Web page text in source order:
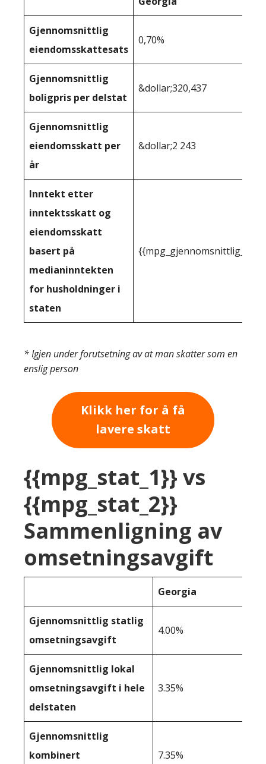
Gjennomsnittlig
eiendomsskattesats
0,70%
Gjennomsnittlig
boligpris per delstat
&dollar;320,437
Gjennomsnittlig
eiendomsskatt per
år
&dollar;2 243
Inntekt etter
inntektsskatt og
eiendomsskatt
basert på
medianinntekten
for husholdninger i
staten
* Igjen under forutsetning av at man skatter som en
enslig person
Klikk her for å få
lavere skatt
{{mpg_stat_1}} vs
{{mpg_stat_2}}
Sammenligning av
omsetningsavgift
Georgia
Gjennomsnittlig statlig
omsetningsavgift
4.00%
Gjennomsnittlig lokal
omsetningsavgift i hele
delstaten
3.35%
Gjennomsnittlig
kombinert
7.35%